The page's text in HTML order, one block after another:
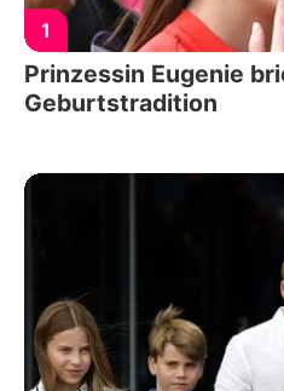
1
Prinzessin Eugenie
Geburtstradition